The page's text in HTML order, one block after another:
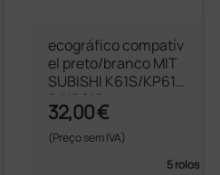
ecográfico compatív
el preto/branco MIT
SUBISHI K61S/KP61
S/KP61B
32,00 €
(Preço sem IVA)
5 rolos